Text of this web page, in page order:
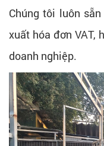
Chúng tôi luôn
xuất hóa đơn VAT,
doanh nghiệp.